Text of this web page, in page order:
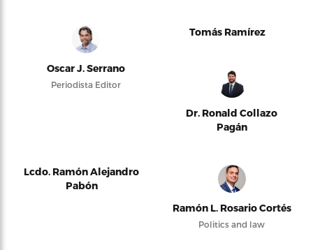
Oscar J. Serrano
Periodista Editor
Tomás Ramírez
Dr. Ronald Collazo
Pagán
Lcdo. Ramón Alejandro
Pabón
Ramón L. Rosario Cortés
Politics and law